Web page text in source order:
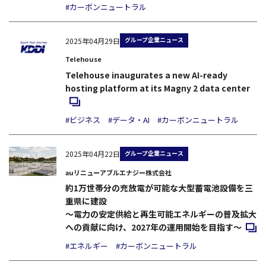
#カーボンニュートラル
2025年04月29日 グループ企業ニュース
Telehouse
Telehouse inaugurates a new AI-ready
hosting platform at its Magny 2 data center新
#ビジネス #データ・AI #カーボンニュートラル
2025年04月22日 グループ企業ニュース
auリニューアブルエナジー株式会社
約1万世帯分の充放電が可能な大型蓄電池設備を三
重県に建設
～電力の安定供給と再生可能エネルギーの普及拡大
への貢献に向け、2027年の運用開始を目指す～新規
#エネルギー #カーボンニュートラル